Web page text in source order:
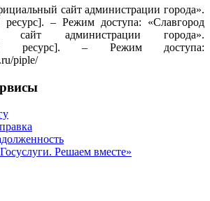
сайт администрации города».
ресурс]. – Режим доступа: «Славгород
сайт администрации города».
ресурс]. – Режим доступа:
piple/
Решаем вместе»